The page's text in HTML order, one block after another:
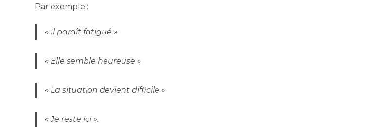
Par exemple :
« Il paraît fatigué »
« Elle semble heureuse »
« La situation devient difficile »
« Je reste ici ».